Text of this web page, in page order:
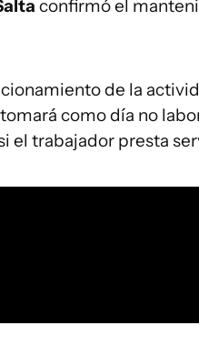
confirmó el
de la
como día no
el trabajador presta